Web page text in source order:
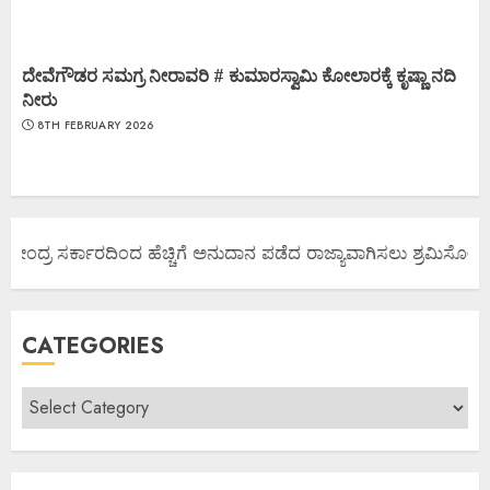
ದೇವೆಗೌಡರ ಸಮಗ್ರ ನೀರಾವರಿ # ಕುಮಾರಸ್ವಾಮಿ ಕೋಲಾರಕ್ಕೆ ಕೃಷ್ಣಾ ನದಿ
ನೀರು
8TH FEBRUARY 2026
ಸರ್ಕಾರದಿಂದ ಹೆಚ್ಚಿಗೆ ಅನುದಾನ ಪಡೆದ ರಾಜ್ಯಾವಾಗಿಸಲು ಶ್ರಮಿಸೋಣ
CATEGORIES